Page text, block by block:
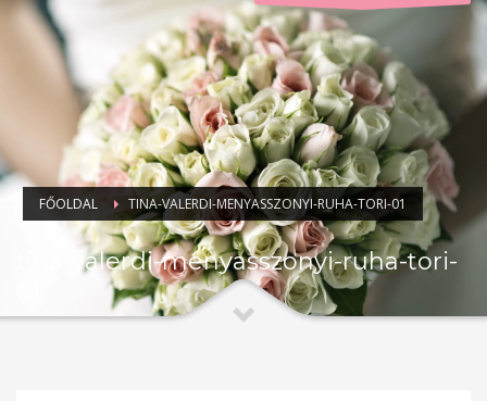
FŐOLDAL TINA-VALERDI-MENYASSZONYI-RUHA-TORI-01
tina-valerdi-menyasszonyi-ruha-tori-